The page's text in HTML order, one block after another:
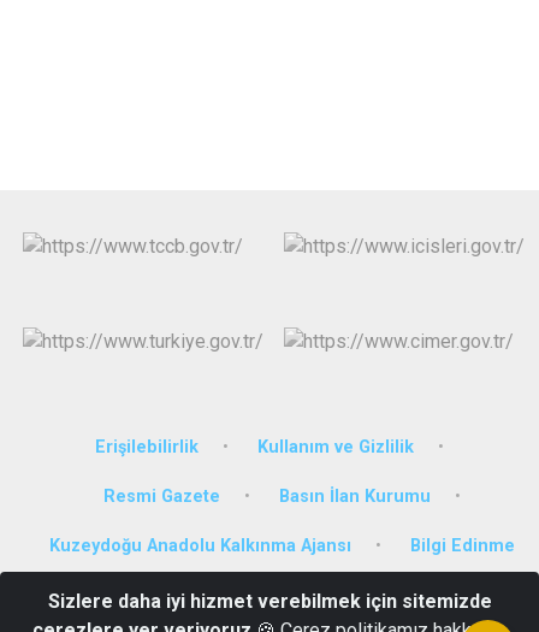
Erişilebilirlik Kullanım ve Gizlilik
Resmi Gazete Basın İlan Kurumu
Kuzeydoğu Anadolu Kalkınma Ajansı Bilgi Edinme
Kazım Karabekir Mahallesi Hükümet Konağı Horasan/ERZURUM
Sizlere daha iyi hizmet verebilmek için sitemizde